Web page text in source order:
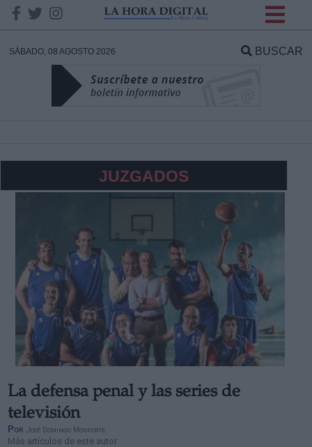
SÁBADO, 08 AGOSTO 2026 BUSCAR
JUZGADOS
La defensa penal y las series de
televisión
Por José Domingo Monforte
Más artículos de este autor
DATOS
Responsable:
Legitimación:
Destinatarios:
Derechos: